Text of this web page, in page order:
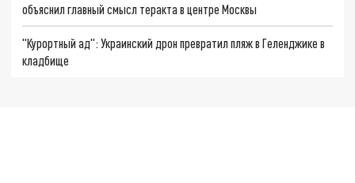
объяснил главный смысл теракта в центре Москвы
"Курортный ад": Украинский дрон превратил пляж в Геленджике в
кладбище